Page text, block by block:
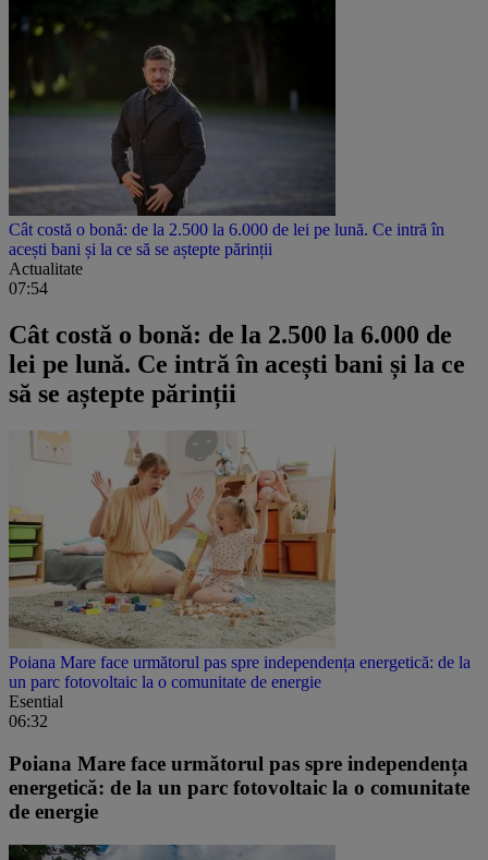
Cât costă o bonă: de la 2.500 la 6.000 de lei pe lună. Ce intră în
acești bani și la ce să se aștepte părinții
Actualitate
07:54
Cât costă o bonă: de la 2.500 la 6.000 de
lei pe lună. Ce intră în acești bani și la ce
să se aștepte părinții
Poiana Mare face următorul pas spre independența energetică: de la
un parc fotovoltaic la o comunitate de energie
Esential
06:32
Poiana Mare face următorul pas spre independența
energetică: de la un parc fotovoltaic la o comunitate
de energie